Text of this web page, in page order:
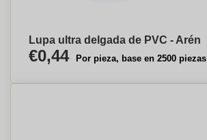
Lupa ultra delgada de PVC - Arén
€0,44 Por pieza, base en 2500 piezas